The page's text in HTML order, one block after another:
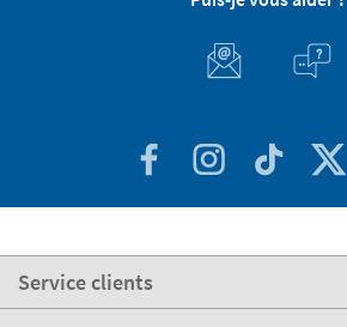
Service clients